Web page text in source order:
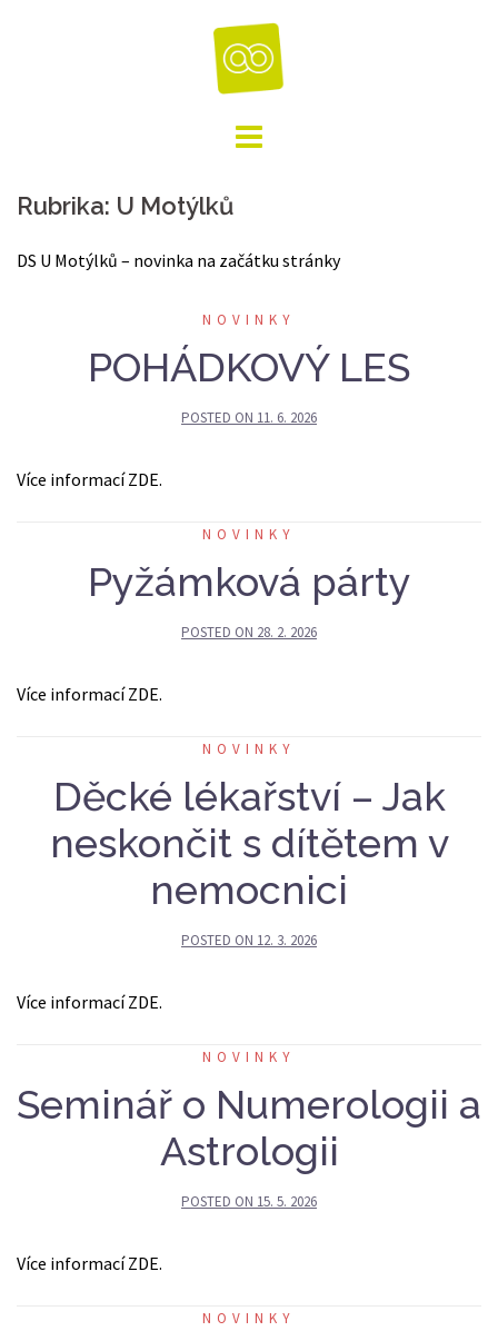
Rubrika: U Motýlků
DS U Motýlků – novinka na začátku stránky
NOVINKY
POHÁDKOVÝ LES
POSTED ON 11. 6. 2026
Více informací ZDE.
NOVINKY
Pyžámková párty
POSTED ON 28. 2. 2026
Více informací ZDE.
NOVINKY
Děcké lékařství – Jak
neskončit s dítětem v
nemocnici
POSTED ON 12. 3. 2026
Více informací ZDE.
NOVINKY
Seminář o Numerologii a
Astrologii
POSTED ON 15. 5. 2026
Více informací ZDE.
NOVINKY